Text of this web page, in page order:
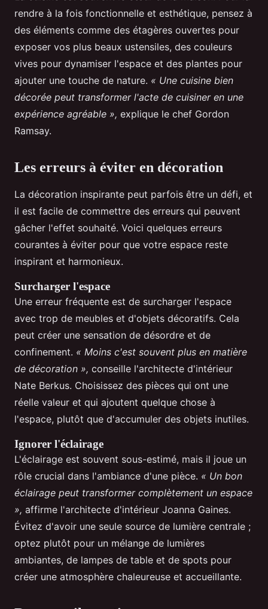
rendre à la fois fonctionnelle et esthétique, pensez à
des éléments comme des étagères ouvertes pour
exposer vos plus beaux ustensiles, des couleurs
vives pour dynamiser l'espace et des plantes pour
ajouter une touche de nature. « Une cuisine bien
décorée peut transformer l'acte de cuisiner en une
expérience agréable », explique le chef Gordon
Ramsay.
Les erreurs à éviter en décoration
La décoration inspirante peut parfois être un défi, et
il est facile de commettre des erreurs qui peuvent
gâcher l'effet souhaité. Voici quelques erreurs
courantes à éviter pour que votre espace reste
inspirant et harmonieux.
Surcharger l'espace
Une erreur fréquente est de surcharger l'espace
avec trop de meubles et d'objets décoratifs. Cela
peut créer une sensation de désordre et de
confinement. « Moins c'est souvent plus en matière
de décoration », conseille l'architecte d'intérieur
Nate Berkus. Choisissez des pièces qui ont une
réelle valeur et qui ajoutent quelque chose à
l'espace, plutôt que d'accumuler des objets inutiles.
Ignorer l'éclairage
L'éclairage est souvent sous-estimé, mais il joue un
rôle crucial dans l'ambiance d'une pièce. « Un bon
éclairage peut transformer complètement un espace
», affirme l'architecte d'intérieur Joanna Gaines.
Évitez d'avoir une seule source de lumière centrale ;
optez plutôt pour un mélange de lumières
ambiantes, de lampes de table et de spots pour
créer une atmosphère chaleureuse et accueillante.